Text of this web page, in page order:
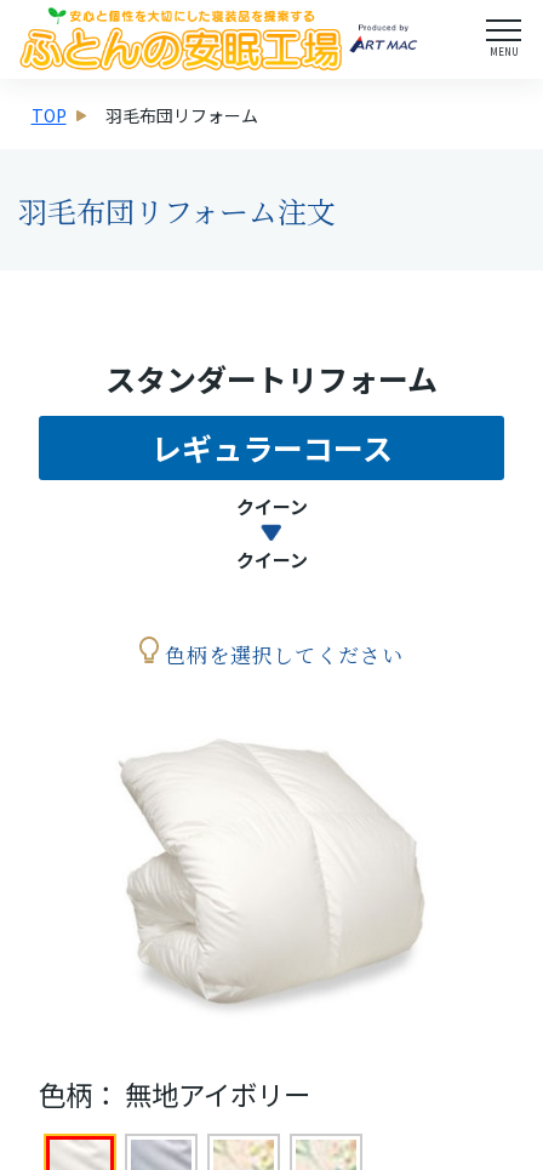
MENU
TOP 羽毛布団リフォーム
羽毛布団リフォーム注文
スタンダートリフォーム
レギュラーコース
クイーン
クイーン
色柄を選択してください
色柄： 無地アイボリー